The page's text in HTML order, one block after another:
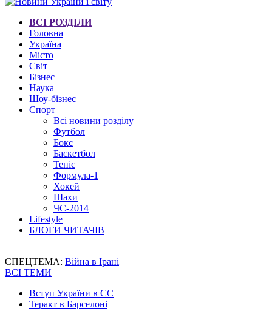
ВСІ РОЗДІЛИ
Головна
Україна
Місто
Світ
Бізнес
Наука
Шоу-бізнес
Спорт
Всі новини розділу
Футбол
Бокс
Баскетбол
Теніс
Формула-1
Хокей
Шахи
ЧС-2014
Lifestyle
БЛОГИ ЧИТАЧІВ
СПЕЦТЕМА: Війна в Ірані
ВСІ ТЕМИ
Вступ України в ЄС
Теракт в Барселоні